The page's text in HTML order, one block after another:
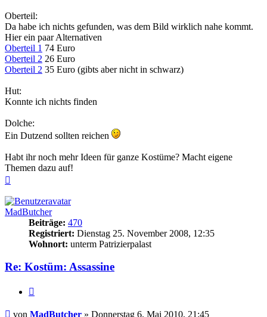
Oberteil:
Da habe ich nichts gefunden, was dem Bild wirklich nahe kommt.
Hier ein paar Alternativen
Oberteil 1 74 Euro
Oberteil 2 26 Euro
Oberteil 2 35 Euro (gibts aber nicht in schwarz)
Hut:
Konnte ich nichts finden
Dolche:
Ein Dutzend sollten reichen
Habt ihr noch mehr Ideen für ganze Kostüme? Macht eigene
Themen dazu auf!
MadButcher
Beiträge: 470
Registriert: Dienstag 25. November 2008, 12:35
Wohnort: unterm Patrizierpalast
Re: Kostüm: Assassine
Beitrag
von MadButcher » Donnerstag 6. Mai 2010, 21:45